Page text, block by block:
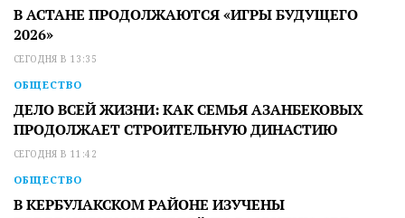
В АСТАНЕ ПРОДОЛЖАЮТСЯ «ИГРЫ БУДУЩЕГО
2026»
СЕГОДНЯ В 13:35
ОБЩЕСТВО
ДЕЛО ВСЕЙ ЖИЗНИ: КАК СЕМЬЯ АЗАНБЕКОВЫХ
ПРОДОЛЖАЕТ СТРОИТЕЛЬНУЮ ДИНАСТИЮ
СЕГОДНЯ В 11:42
ОБЩЕСТВО
В КЕРБУЛАКСКОМ РАЙОНЕ ИЗУЧЕНЫ